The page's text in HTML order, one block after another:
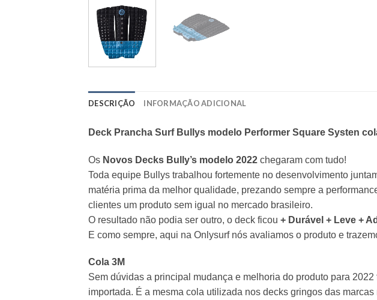
DESCRIÇÃO INFORMAÇÃO ADICIONAL
Deck Prancha Surf Bullys modelo Performer Square Systen
Os Novos Decks Bully’s modelo 2022 chegaram com tudo!
Toda equipe Bullys trabalhou fortemente no desenvolvimento
matéria prima da melhor qualidade, prezando sempre a
clientes um produto sem igual no mercado brasileiro.
O resultado não podia ser outro, o deck ficou + Durável + Leve +
E como sempre, aqui na Onlysurf nós avaliamos o produto e
Cola 3M
Sem dúvidas a principal mudança e melhoria do produto para
importada. É a mesma cola utilizada nos decks gringos das